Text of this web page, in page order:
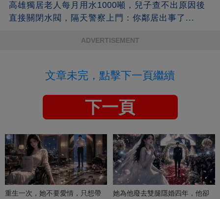
高雄獨居老人每月用水1000噸，兒子查不出原因後
直接關閉水閥，隔天警察上門：你鄰居出事了...
ADVERTISEMENT
文章未完，點擊下一頁繼續
下一頁
重生一次，她不要愛情，只想帶
她為他廢去雙腿隱婚四年，他卻